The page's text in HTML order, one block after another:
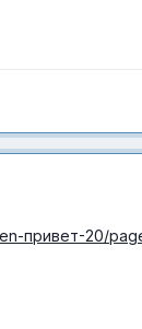
привет-20/